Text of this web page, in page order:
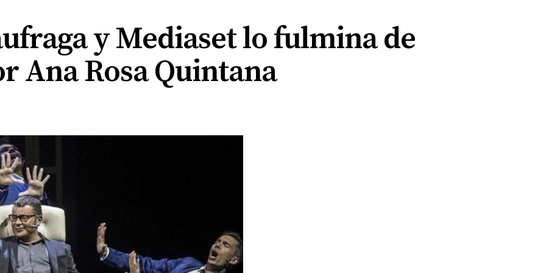
y Mediaset lo fulmina de
Ana Rosa Quintana